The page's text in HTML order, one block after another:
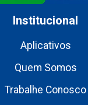
Institucional
Aplicativos
Quem Somos
Trabalhe Conosco